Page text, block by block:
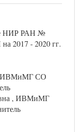
НИР РАН №
2017 - 2020 гг.
ИВМиМГ СО
, ИВМиМГ